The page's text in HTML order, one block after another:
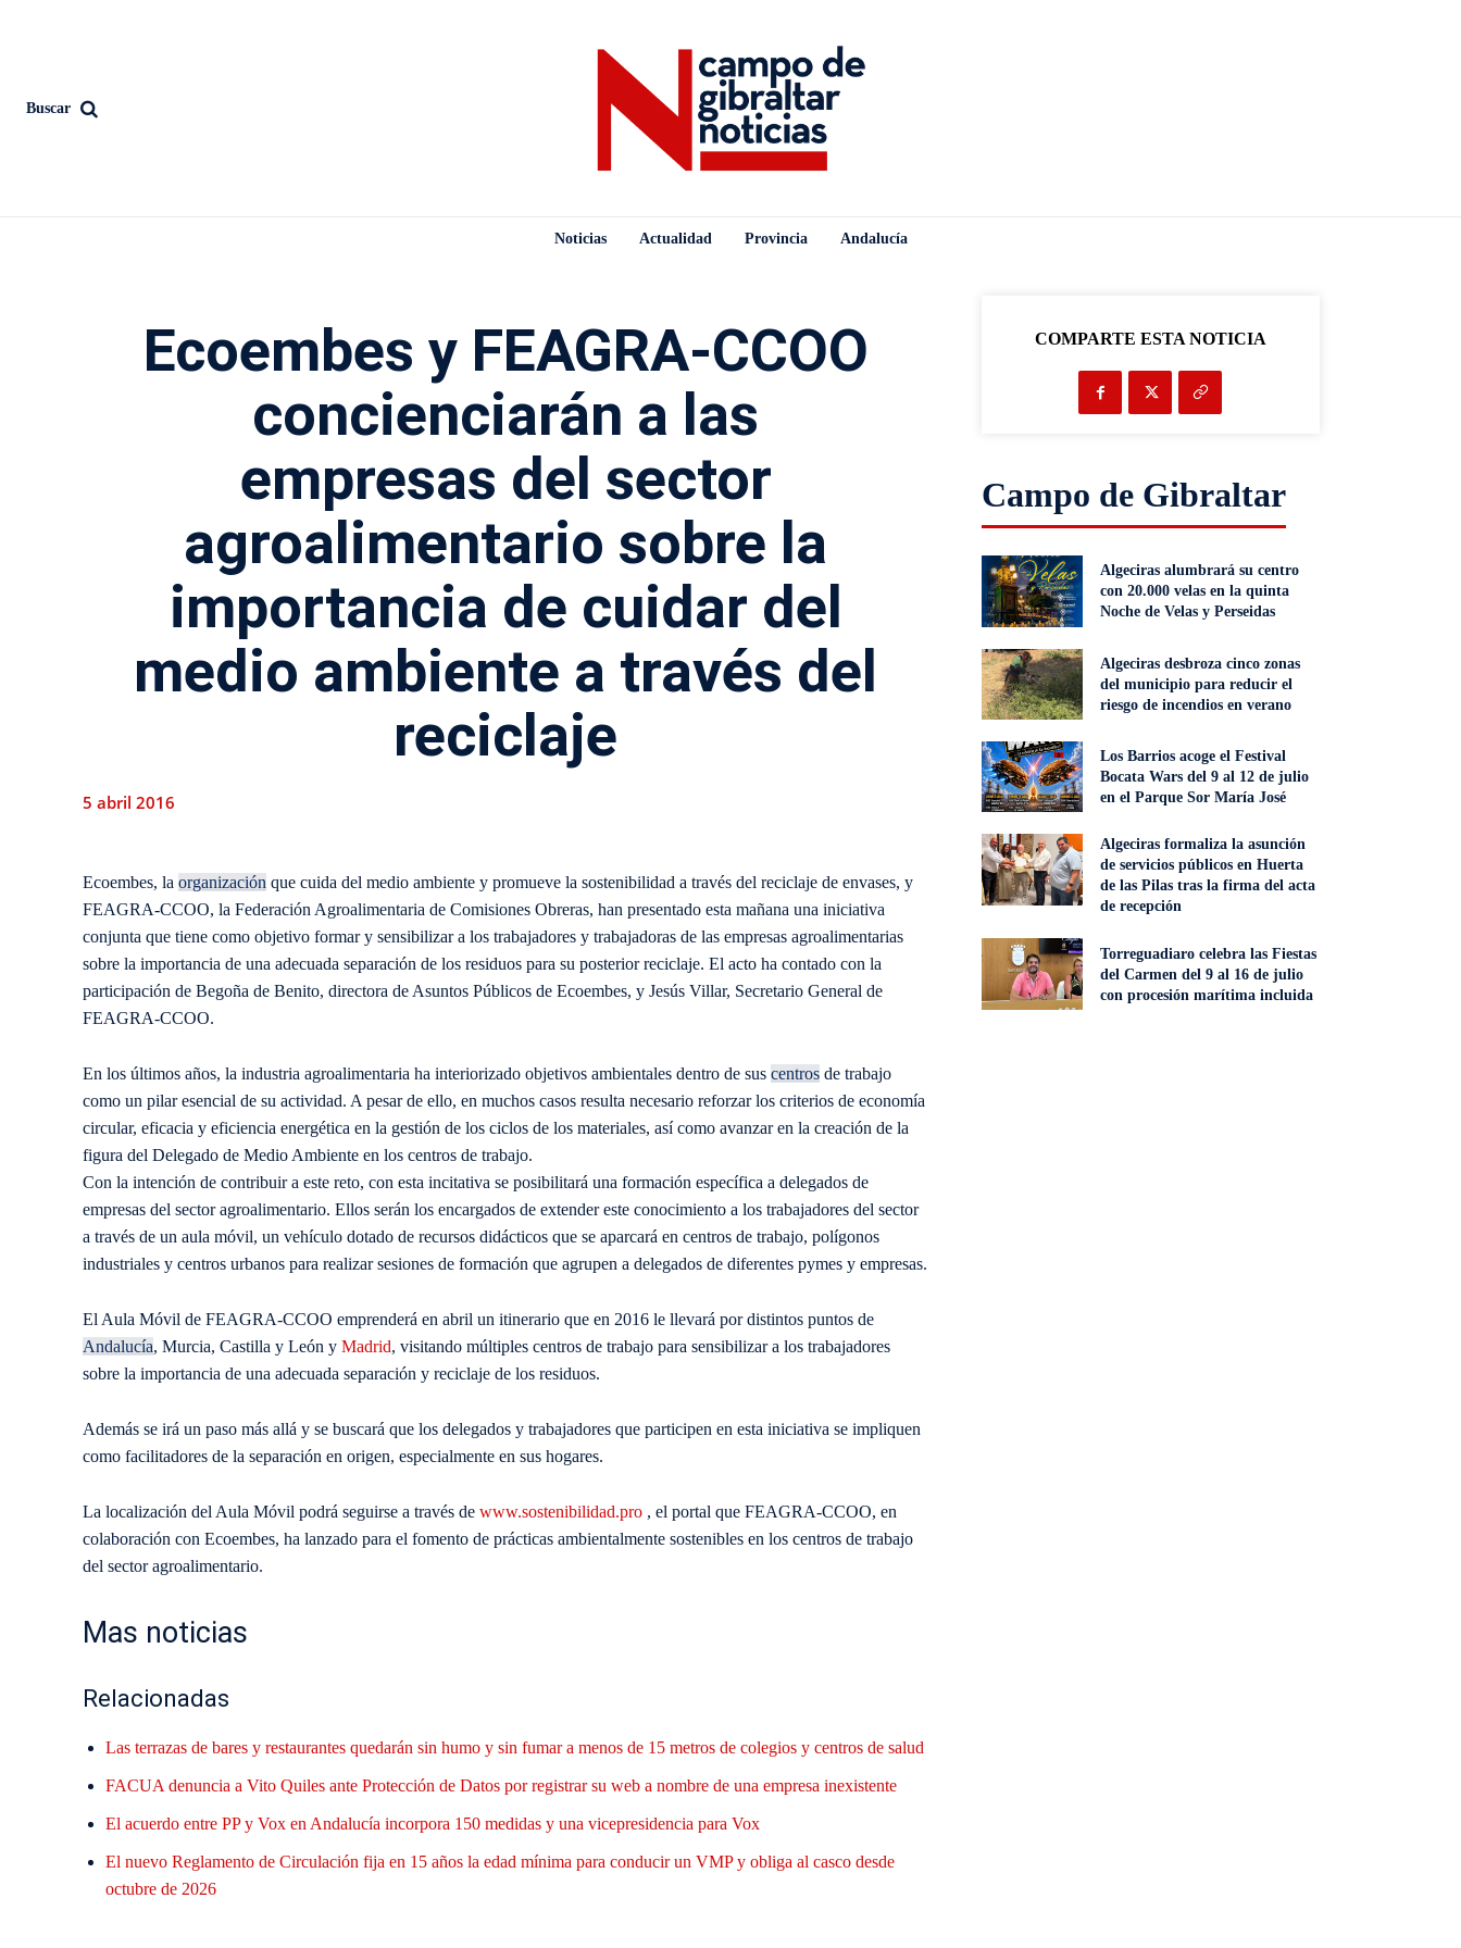
Buscar
Noticias Actualidad Provincia Andalucía
Ecoembes y FEAGRA-CCOO
concienciarán a las
empresas del sector
agroalimentario sobre la
importancia de cuidar del
medio ambiente a través del
reciclaje
5 abril 2016
Ecoembes, la organización que cuida del medio ambiente y promueve la sostenibilidad a través del reciclaje de envases, y
FEAGRA-CCOO, la Federación Agroalimentaria de Comisiones Obreras, han presentado esta mañana una iniciativa
conjunta que tiene como objetivo formar y sensibilizar a los trabajadores y trabajadoras de las empresas agroalimentarias
sobre la importancia de una adecuada separación de los residuos para su posterior reciclaje. El acto ha contado con la
participación de Begoña de Benito, directora de Asuntos Públicos de Ecoembes, y Jesús Villar, Secretario General de
FEAGRA-CCOO.
En los últimos años, la industria agroalimentaria ha interiorizado objetivos ambientales dentro de sus centros de trabajo
como un pilar esencial de su actividad. A pesar de ello, en muchos casos resulta necesario reforzar los criterios de economía
circular, eficacia y eficiencia energética en la gestión de los ciclos de los materiales, así como avanzar en la creación de la
figura del Delegado de Medio Ambiente en los centros de trabajo.
Con la intención de contribuir a este reto, con esta incitativa se posibilitará una formación específica a delegados de
empresas del sector agroalimentario. Ellos serán los encargados de extender este conocimiento a los trabajadores del sector
a través de un aula móvil, un vehículo dotado de recursos didácticos que se aparcará en centros de trabajo, polígonos
industriales y centros urbanos para realizar sesiones de formación que agrupen a delegados de diferentes pymes y empresas.
El Aula Móvil de FEAGRA-CCOO emprenderá en abril un itinerario que en 2016 le llevará por distintos puntos de
Andalucía, Murcia, Castilla y León y Madrid, visitando múltiples centros de trabajo para sensibilizar a los trabajadores
sobre la importancia de una adecuada separación y reciclaje de los residuos.
Además se irá un paso más allá y se buscará que los delegados y trabajadores que participen en esta iniciativa se impliquen
como facilitadores de la separación en origen, especialmente en sus hogares.
La localización del Aula Móvil podrá seguirse a través de www.sostenibilidad.pro , el portal que FEAGRA-CCOO, en
colaboración con Ecoembes, ha lanzado para el fomento de prácticas ambientalmente sostenibles en los centros de trabajo
del sector agroalimentario.
Mas noticias
Relacionadas
Las terrazas de bares y restaurantes quedarán sin humo y sin fumar a menos de 15 metros de colegios y centros de salud
FACUA denuncia a Vito Quiles ante Protección de Datos por registrar su web a nombre de una empresa inexistente
El acuerdo entre PP y Vox en Andalucía incorpora 150 medidas y una vicepresidencia para Vox
El nuevo Reglamento de Circulación fija en 15 años la edad mínima para conducir un VMP y obliga al casco desde
octubre de 2026
COMPARTE ESTA NOTICIA
Campo de Gibraltar
Algeciras alumbrará su centro
con 20.000 velas en la quinta
Noche de Velas y Perseidas
Algeciras desbroza cinco zonas
del municipio para reducir el
riesgo de incendios en verano
Los Barrios acoge el Festival
Bocata Wars del 9 al 12 de julio
en el Parque Sor María José
Algeciras formaliza la asunción
de servicios públicos en Huerta
de las Pilas tras la firma del acta
de recepción
Torreguadiaro celebra las Fiestas
del Carmen del 9 al 16 de julio
con procesión marítima incluida